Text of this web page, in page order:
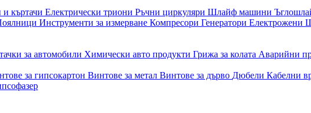
къртачи Електрически триони Ръчни циркуляри Шлайф машини
Инструменти за измерване Компресори Генератори Електрожени
за автомобили Химически авто продукти Грижа за колата Аварийни
за гипсокартон Винтове за метал Винтове за дърво Дюбели Кабелни